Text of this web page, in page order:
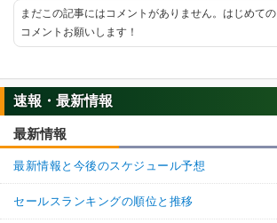
まだこの記事にはコメントがありません。はじめての
コメントお願いします！
速報・最新情報
最新情報
最新情報と今後のスケジュール予想
セールスランキングの順位と推移